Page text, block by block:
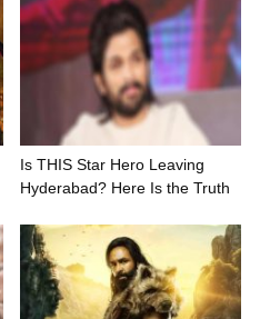
Is THIS Star Hero Leaving
Hyderabad? Here Is the Truth